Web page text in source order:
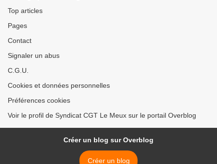
Top articles
Pages
Contact
Signaler un abus
C.G.U.
Cookies et données personnelles
Préférences cookies
Voir le profil de Syndicat CGT Le Meux sur le portail Overblog
Créer un blog sur Overblog
Créer un blog